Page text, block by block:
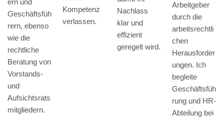
ern und
Geschäftsfüh
rern, ebenso
wie die
rechtliche
Beratung von
Vorstands-
und
Aufsichtsrats
mitgliedern.
Kompetenz
verlassen.
Nachlass
klar und
effizient
geregelt wird.
Arbeitgeber
durch die
arbeitsrechtli
chen
Herausforder
ungen. Ich
begleite
Geschäftsfüh
rung und HR-
Abteilung bei